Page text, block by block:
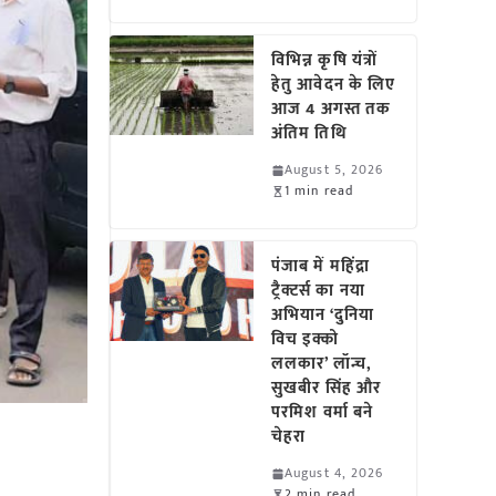
विभिन्न कृषि यंत्रों
हेतु आवेदन के लिए
आज 4 अगस्त तक
अंतिम तिथि
August 5, 2026
1 min read
पंजाब में महिंद्रा
ट्रैक्टर्स का नया
अभियान ‘दुनिया
विच इक्को
ललकार’ लॉन्च,
सुखबीर सिंह और
परमिश वर्मा बने
चेहरा
August 4, 2026